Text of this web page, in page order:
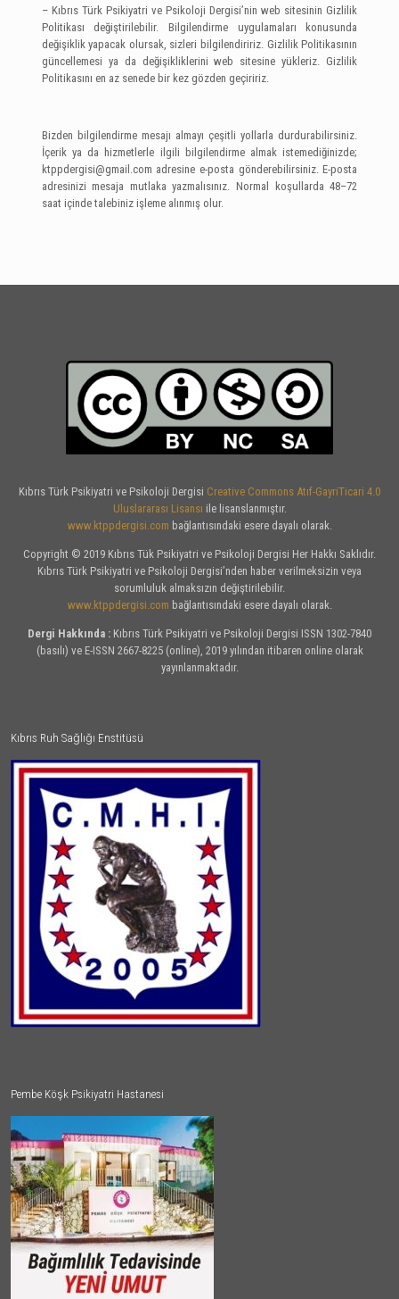
– Kıbrıs Türk Psikiyatri ve Psikoloji Dergisi’nin web sitesinin Gizlilik
Politikası değiştirilebilir. Bilgilendirme uygulamaları konusunda
değişiklik yapacak olursak, sizleri bilgilendiririz. Gizlilik Politikasının
güncellemesi ya da değişikliklerini web sitesine yükleriz. Gizlilik
Politikasını en az senede bir kez gözden geçiririz.
Bizden bilgilendirme mesajı almayı çeşitli yollarla durdurabilirsiniz.
İçerik ya da hizmetlerle ilgili bilgilendirme almak istemediğinizde;
ktppdergisi@gmail.com adresine e-posta gönderebilirsiniz. E-posta
adresinizi mesaja mutlaka yazmalısınız. Normal koşullarda 48–72
saat içinde talebiniz işleme alınmış olur.
Kıbrıs Türk Psikiyatri ve Psikoloji Dergisi Creative Commons Atıf-GayriTicari 4.0
Uluslararası Lisansı ile lisanslanmıştır.
www.ktppdergisi.com bağlantısındaki esere dayalı olarak.
Copyright © 2019 Kıbrıs Tük Psikiyatri ve Psikoloji Dergisi Her Hakkı Saklıdır.
Kıbrıs Türk Psikiyatri ve Psikoloji Dergisi’nden haber verilmeksizin veya
sorumluluk almaksızın değiştirilebilir.
www.ktppdergisi.com bağlantısındaki esere dayalı olarak.
Dergi Hakkında : Kıbrıs Türk Psikiyatri ve Psikoloji Dergisi ISSN 1302-7840
(basılı) ve E-ISSN 2667-8225 (online), 2019 yılından itibaren online olarak
yayınlanmaktadır.
Kıbrıs Ruh Sağlığı Enstitüsü
Pembe Köşk Psikiyatri Hastanesi